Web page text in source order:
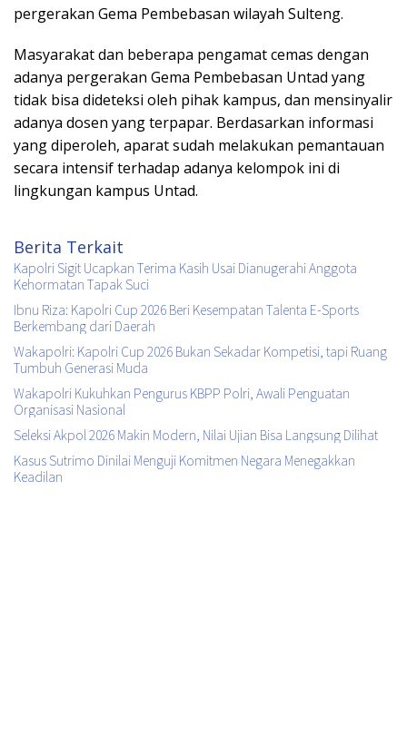
pergerakan Gema Pembebasan wilayah Sulteng.
Masyarakat dan beberapa pengamat cemas dengan
adanya pergerakan Gema Pembebasan Untad yang
tidak bisa dideteksi oleh pihak kampus, dan mensinyalir
adanya dosen yang terpapar. Berdasarkan informasi
yang diperoleh, aparat sudah melakukan pemantauan
secara intensif terhadap adanya kelompok ini di
lingkungan kampus Untad.
Berita Terkait
Kapolri Sigit Ucapkan Terima Kasih Usai Dianugerahi Anggota
Kehormatan Tapak Suci
Ibnu Riza: Kapolri Cup 2026 Beri Kesempatan Talenta E-Sports
Berkembang dari Daerah
Wakapolri: Kapolri Cup 2026 Bukan Sekadar Kompetisi, tapi Ruang
Tumbuh Generasi Muda
Wakapolri Kukuhkan Pengurus KBPP Polri, Awali Penguatan
Organisasi Nasional
Seleksi Akpol 2026 Makin Modern, Nilai Ujian Bisa Langsung Dilihat
Kasus Sutrimo Dinilai Menguji Komitmen Negara Menegakkan
Keadilan